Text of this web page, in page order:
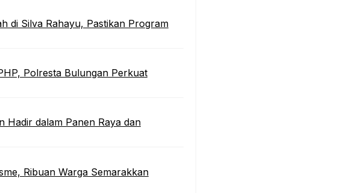
di Silva Rahayu, Pastikan Program
Polresta Bulungan Perkuat
Hadir dalam Panen Raya dan
Ribuan Warga Semarakkan